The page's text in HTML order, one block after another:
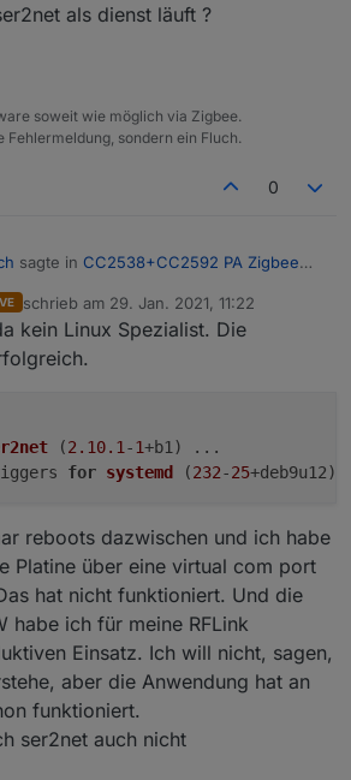
als dienst läuft ?
soweit wie möglich via Zigbee.
sondern ein Fluch.
0
sagte in CC2538+CC2592 PA Zigbee
daran liegen., daß der host unter Win
schrieb am 29. Jan. 2021, 11:22
zuletzt editiert von
kein Linux Spezialist. Die
(2.10.1 -1+b1)
...
for systemd (232-25+deb9u12)
reboots dazwischen und ich habe
Platine über eine virtual com port
hat nicht funktioniert. Und die
habe ich für meine RFLink
Einsatz. Ich will nicht, sagen,
aber die Anwendung hat an
funktioniert.
ser2net auch nicht